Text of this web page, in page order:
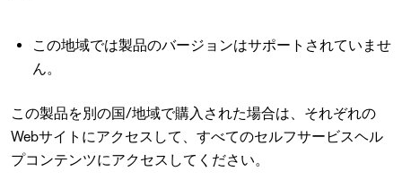
この地域では製品のバージョンはサポートされていませ
ん。
この製品を別の国/地域で購入された場合は、それぞれの
Webサイトにアクセスして、すべてのセルフサービスヘル
プコンテンツにアクセスしてください。